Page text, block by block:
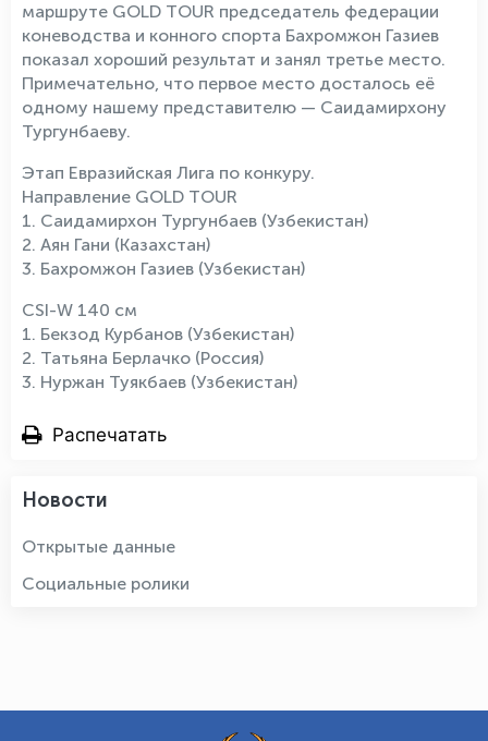
маршруте GOLD TOUR председатель федерации
коневодства и конного спорта Бахромжон Газиев
показал хороший результат и занял третье место.
Примечательно, что первое место досталось её
одному нашему представителю — Саидамирхону
Тургунбаеву.
Этап Евразийская Лига по конкуру.
Направление GOLD TOUR
1. Саидамирхон Тургунбаев (Узбекистан)
2. Аян Гани (Казахстан)
3. Бахромжон Газиев (Узбекистан)
CSI-W 140 см
1. Бекзод Курбанов (Узбекистан)
2. Татьяна Берлачко (Россия)
3. Нуржан Туякбаев (Узбекистан)
Распечатать
Новости
Открытые данные
Социальные ролики